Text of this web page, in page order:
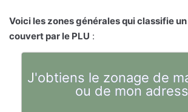
Voici les zones générales qui classifie
couvert par le PLU :
J'obtiens le zonage de
ou de mon